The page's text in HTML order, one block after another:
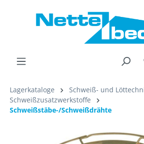
Lagerkataloge
Schweiß- und
Schweißzusatzwerkstoffe
Schweißstäbe-/Schweißdrähte